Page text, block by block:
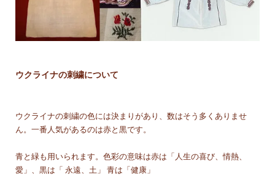
ウクライナの刺繍について
ウクライナの刺繍の色には決まりがあり、数はそう多くありませ
ん。一番人気があるのは赤と黒です。
青と緑も用いられます。色彩の意味は赤は「人生の喜び、情熱、
愛」、黒は「 永遠、土」 青は「健康」